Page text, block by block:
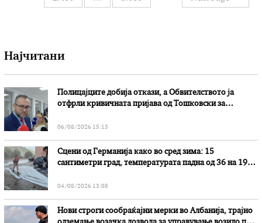
Најчитани
Полицајците добија откази, а Обвителството ја
отфрли кривичната пријава од Тошковски за
06/08/2026 15:13
Сцени од Германија како во сред зима: 15
сантиметри град, температурата падна од 36 на 19
04/08/2026 13:08
Нови строги сообраќајни мерки во Aлбанија, трајно